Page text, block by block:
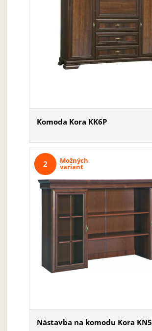
Komoda Kora KK6P
Možných
variant
2
Nástavba na komodu Kora KN5